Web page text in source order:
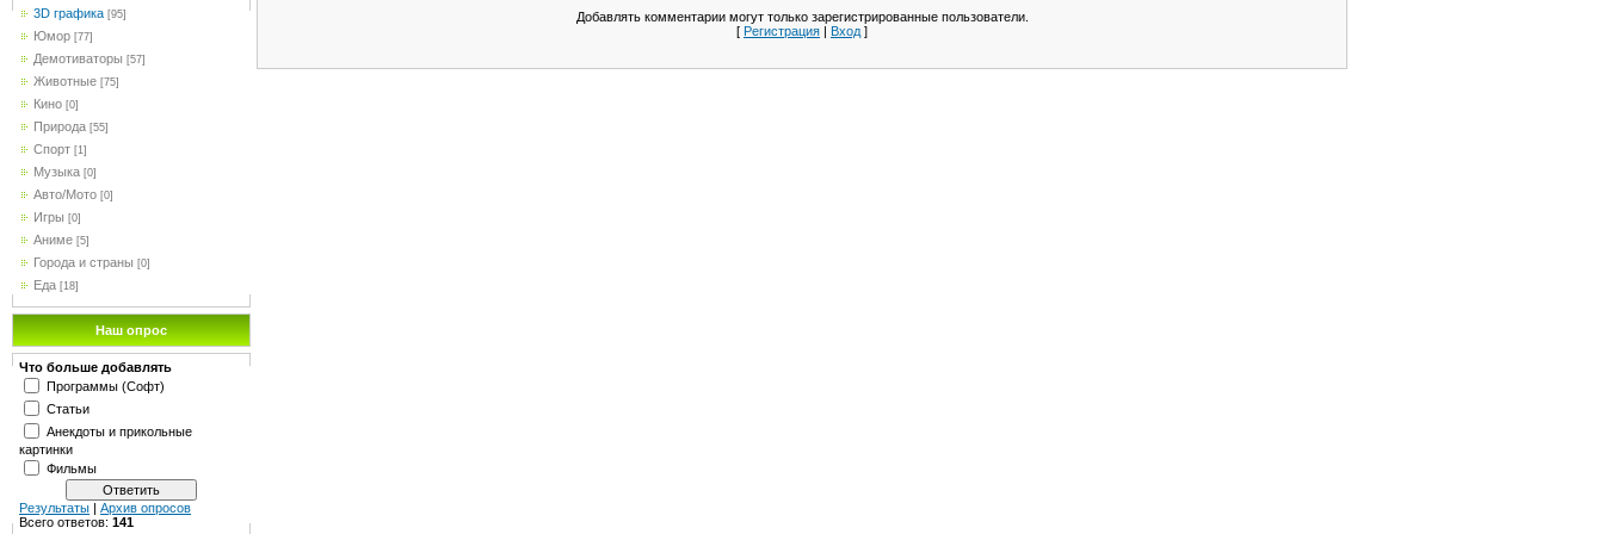
3D графика [95]
Юмор [77]
Демотиваторы [57]
Животные [75]
Кино [0]
Природа [55]
Спорт [1]
Музыка [0]
Авто/Мото [0]
Игры [0]
Аниме [5]
Города и страны [0]
Еда [18]
Наш опрос
Что больше добавлять
Программы (Софт)
Статьи
Анекдоты и прикольные
картинки
Фильмы
Результаты | Архив опросов
Всего ответов: 141
Добавлять комментарии могут только зарегистрированные пользователи.
[ Регистрация | Вход ]